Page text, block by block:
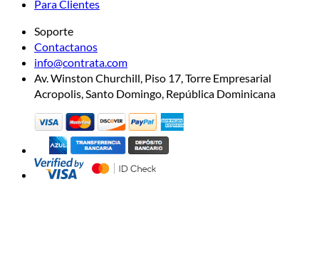
Para Clientes
Soporte
Contactanos
info@contrata.com
Av. Winston Churchill, Piso 17, Torre Empresarial
Acropolis, Santo Domingo, República Dominicana